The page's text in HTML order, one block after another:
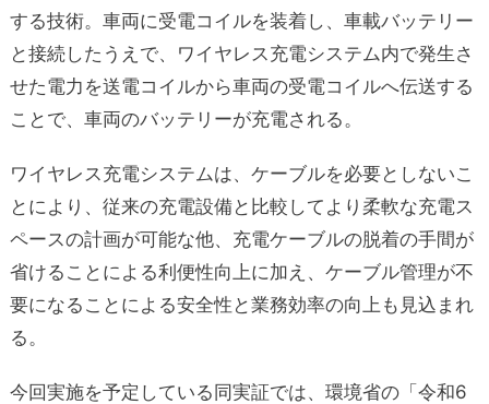
する技術。車両に受電コイルを装着し、車載バッテリー
と接続したうえで、ワイヤレス充電システム内で発生さ
せた電力を送電コイルから車両の受電コイルへ伝送する
ことで、車両のバッテリーが充電される。
ワイヤレス充電システムは、ケーブルを必要としないこ
とにより、従来の充電設備と比較してより柔軟な充電ス
ペースの計画が可能な他、充電ケーブルの脱着の手間が
省けることによる利便性向上に加え、ケーブル管理が不
要になることによる安全性と業務効率の向上も見込まれ
る。
今回実施を予定している同実証では、環境省の「令和6